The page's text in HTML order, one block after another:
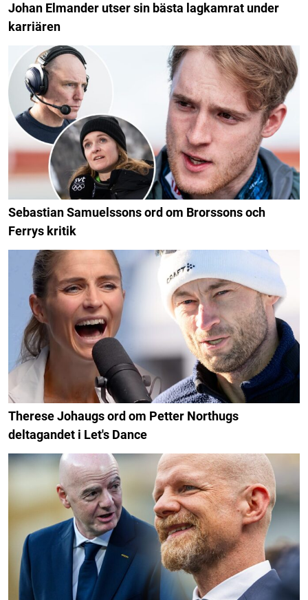
Johan Elmander utser sin bästa lagkamrat under
karriären
Sebastian Samuelssons ord om Brorssons och
Ferrys kritik
Therese Johaugs ord om Petter Northugs
deltagandet i Let's Dance